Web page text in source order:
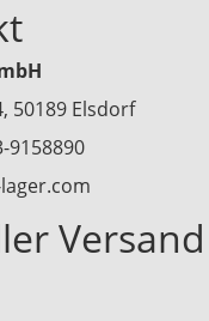
50189 Elsdorf
9158890
Versand